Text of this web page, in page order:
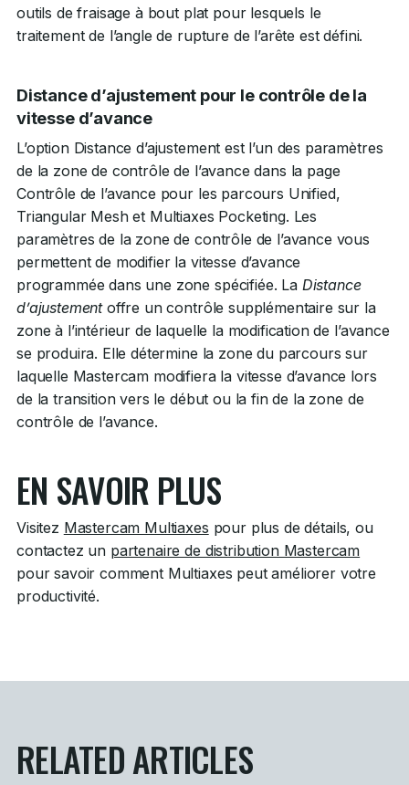
outils de fraisage à bout plat pour lesquels le
traitement de l’angle de rupture de l’arête est défini.
Distance d’ajustement pour le contrôle de la
vitesse d’avance
L’option Distance d’ajustement est l’un des paramètres
de la zone de contrôle de l’avance dans la page
Contrôle de l’avance pour les parcours Unified,
Triangular Mesh et Multiaxes Pocketing. Les
paramètres de la zone de contrôle de l’avance vous
permettent de modifier la vitesse d’avance
programmée dans une zone spécifiée. La Distance
d’ajustementoffre un contrôle supplémentaire sur la
zone à l’intérieur de laquelle la modification de l’avance
se produira. Elle détermine la zone du parcours sur
laquelle Mastercam modifiera la vitesse d’avance lors
de la transition vers le début ou la fin de la zone de
contrôle de l’avance.
EN SAVOIR PLUS
Visitez Mastercam Multiaxes pour plus de détails, ou
contactez un partenaire de distribution Mastercam
pour savoir comment Multiaxes peut améliorer votre
productivité.
RELATED ARTICLES